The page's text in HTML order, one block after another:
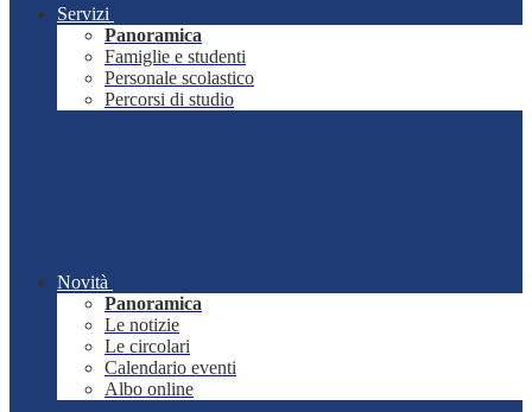
Servizi
Panoramica
Famiglie e studenti
Personale scolastico
Percorsi di studio
Novità
Panoramica
Le notizie
Le circolari
Calendario eventi
Albo online